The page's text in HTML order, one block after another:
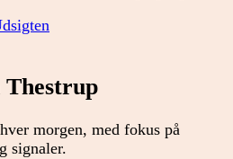
morgen, med fokus på
signaler.